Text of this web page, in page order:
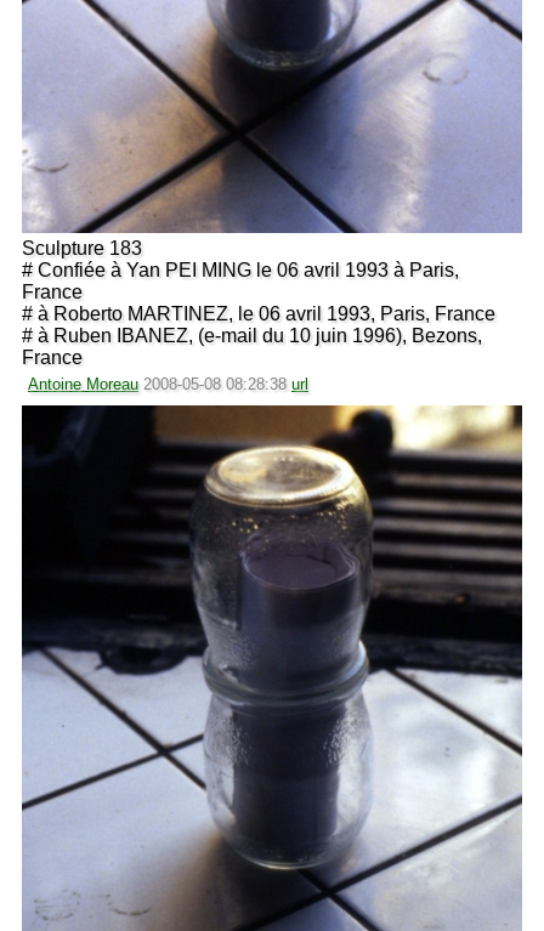
Sculpture 183
# Confiée à Yan PEI MING le 06 avril 1993 à Paris,
France
# à Roberto MARTINEZ, le 06 avril 1993, Paris, France
# à Ruben IBANEZ, (e-mail du 10 juin 1996), Bezons,
France
Antoine Moreau 2008-05-08 08:28:38 url